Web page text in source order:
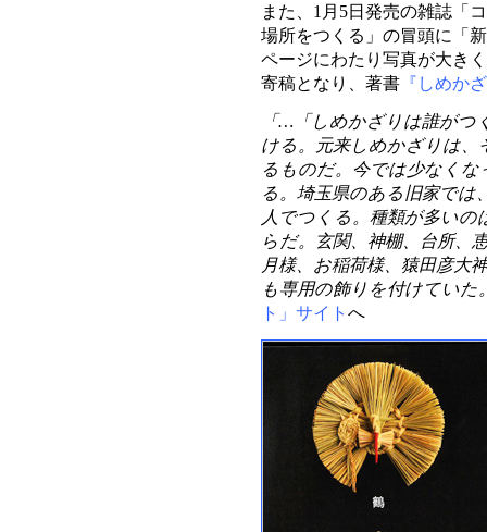
また、1月5日発売の雑誌「
場所をつくる」の冒頭に「
ページにわたり写真が大き
寄稿となり、著書 『しめか
「…「しめかざりは誰がつ
ける。元来しめかざりは、
るものだ。今では少なく
る。埼玉県のある旧家では
人でつくる。種類が多いの
らだ。玄関、神棚、台所、
月様、お稲荷様、猿田彦大神
も専用の飾りを付けていた
ト」サイト へ